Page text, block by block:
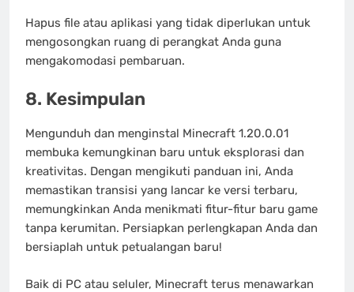
Hapus file atau aplikasi yang tidak diperlukan untuk
mengosongkan ruang di perangkat Anda guna
mengakomodasi pembaruan.
8. Kesimpulan
Mengunduh dan menginstal Minecraft 1.20.0.01
membuka kemungkinan baru untuk eksplorasi dan
kreativitas. Dengan mengikuti panduan ini, Anda
memastikan transisi yang lancar ke versi terbaru,
memungkinkan Anda menikmati fitur-fitur baru game
tanpa kerumitan. Persiapkan perlengkapan Anda dan
bersiaplah untuk petualangan baru!
Baik di PC atau seluler, Minecraft terus menawarkan